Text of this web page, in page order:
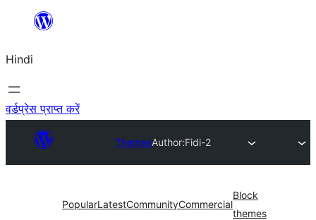
सामग्री
जाएं
Hindi
वर्डप्रेस प्राप्त करें
ThemesAuthor:Fidi-2
PopularLatestCommunityCommercial
Block
themes